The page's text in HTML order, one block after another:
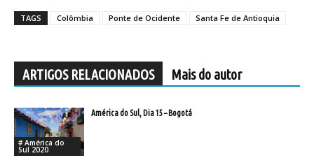
TAGS Colômbia Ponte de Ocidente Santa Fe de Antioquia
ARTIGOS RELACIONADOS Mais do autor
# América do
Sul 2020
América do Sul, Dia 15 – Bogotá